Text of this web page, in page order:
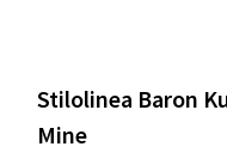
Stilolinea Baron
Mine